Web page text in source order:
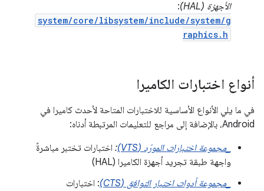
الأجهزة (HAL)
:
system/core/libsystem/include/system/g
raphics.h
أنواع اختبارات الكاميرا
في ما يلي الأنواع الأساسية للاختبارات المتاحة لأحدث كاميرا في
Android، بالإضافة إلى مراجع للتعليمات المرتبطة أدناه:
_مجموعة اختبارات المورّد (VTS)
: اختبارات تختبر مباشرةً
واجهة طبقة تجريد أجهزة الكاميرا (HAL)
_مجموعة أدوات اختبار التوافق (CTS)
: اختبارات